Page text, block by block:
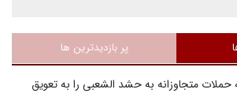
پر بازدیدترین ها
متجاوزانه به حشد الشعبی را به تعویق